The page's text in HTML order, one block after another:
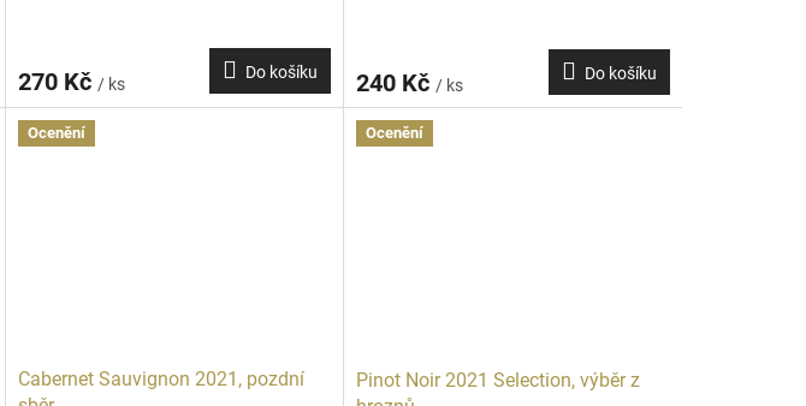
270 Kč / ks
Do košíku 240 Kč / ks
Do košíku
Ocenění
Cabernet Sauvignon 2021, pozdní
Ocenění
Pinot Noir 2021 Selection, výběr z